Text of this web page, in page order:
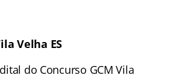
Velha ES
do Concurso GCM Vila